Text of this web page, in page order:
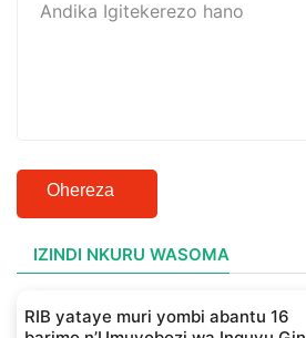
Ohereza
IZINDI NKURU WASOMA
RIB yataye muri yombi abantu 16